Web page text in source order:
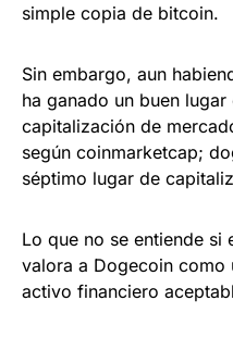
simple copia de bitcoin.
Sin embargo, aun
ha ganado un buen
capitalización de
según coinmarketcap;
séptimo lugar de
Lo que no se entiende
valora a Dogecoin como
activo financiero